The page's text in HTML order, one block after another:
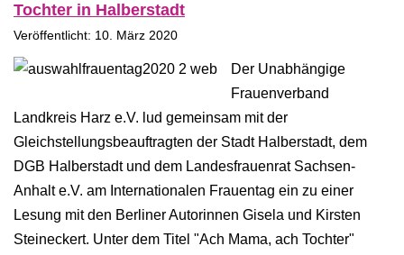
Tochter in Halberstadt
Veröffentlicht: 10. März 2020
Der Unabhängige
Frauenverband
Landkreis Harz e.V. lud gemeinsam mit der
Gleichstellungsbeauftragten der Stadt Halberstadt, dem
DGB Halberstadt und dem Landesfrauenrat Sachsen-
Anhalt e.V. am Internationalen Frauentag ein zu einer
Lesung mit den Berliner Autorinnen Gisela und Kirsten
Steineckert. Unter dem Titel "Ach Mama, ach Tochter"